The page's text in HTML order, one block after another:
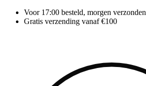
naar
Voor 17:00 besteld, morgen verzonden
Gratis verzending vanaf €100